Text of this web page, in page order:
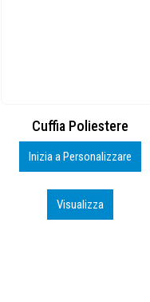
BS600 – 5139960
Personalizza
Visualizza